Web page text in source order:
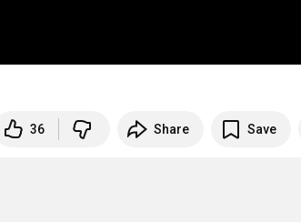
36 Share Save